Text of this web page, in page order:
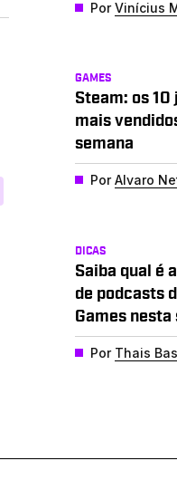
PorVinícius
GAMES
Steam: os 10
mais
semana
PorAlvaro
DICAS
Saiba qual é
de podcasts
Games nesta
Por Thais